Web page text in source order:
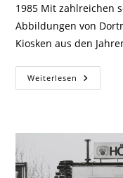
1985 Mit zahlreichen
Abbildungen von
Kiosken aus den
Weiterlesen